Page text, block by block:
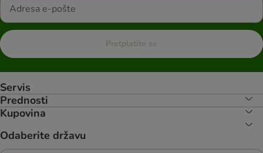
Pretplatite se
Servis
Prednosti
Kupovina
Odaberite državu